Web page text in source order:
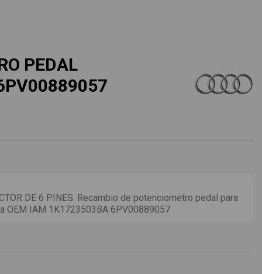
PEDAL
DE 6 PINES. Recambio de potenciometro pedal para
OEM IAM 1K1723503BA 6PV00889057